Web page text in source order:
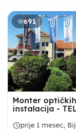
691
Monter optičkih
instalacija -
scheduleprije 1 mesec,